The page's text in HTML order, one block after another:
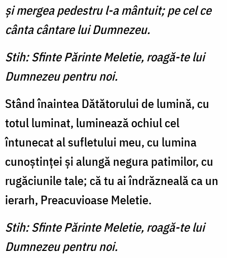
şi mergea pedestru l-a mântuit; pe cel ce
cânta cântare lui Dumnezeu.
Stih: Sfinte Părinte Meletie, roagă-te lui
Dumnezeu pentru noi.
Stând înaintea Dătătorului de lumină, cu
totul luminat, luminează ochiul cel
întunecat al sufletului meu, cu lumina
cunoştinţei şi alungă negura patimilor, cu
rugăciunile tale; că tu ai îndrăzneală ca un
ierarh, Preacuvioase Meletie.
Stih: Sfinte Părinte Meletie, roagă-te lui
Dumnezeu pentru noi.